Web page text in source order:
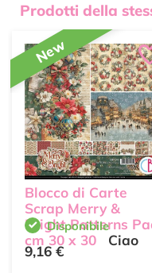
Prodotti della
New
Blocco di Carte
Scrap Merry &
Bright Patterns
cm 30 x 30
Ciao
Bella
Disponibile
9,16 €